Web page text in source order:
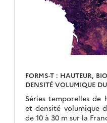
FORMS-T : HAUTEUR,
DENSITÉ VOLUMIQUE
Séries temporelles de
et densité volumique
de 10 à 30 m sur la